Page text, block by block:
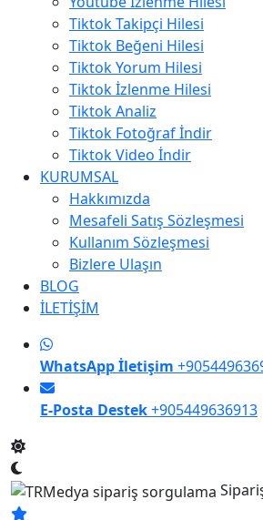
Tiktok Takipçi Hilesi
Tiktok Beğeni Hilesi
Tiktok Yorum Hilesi
Tiktok İzlenme Hilesi
Tiktok Analiz
Tiktok Fotoğraf İndir
Tiktok Video İndir
KURUMSAL
Hakkımızda
Mesafeli Satış Sözleşmesi
Kullanım Sözleşmesi
Bizlere Ulaşın
BLOG
İLETİŞİM
WhatsApp İletişim
E-Posta Destek+905449636913